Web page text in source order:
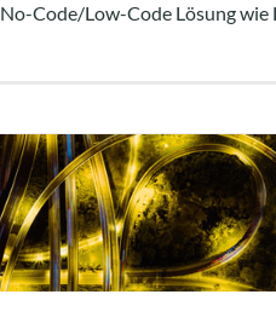
Code/Low-Code Lösung wie